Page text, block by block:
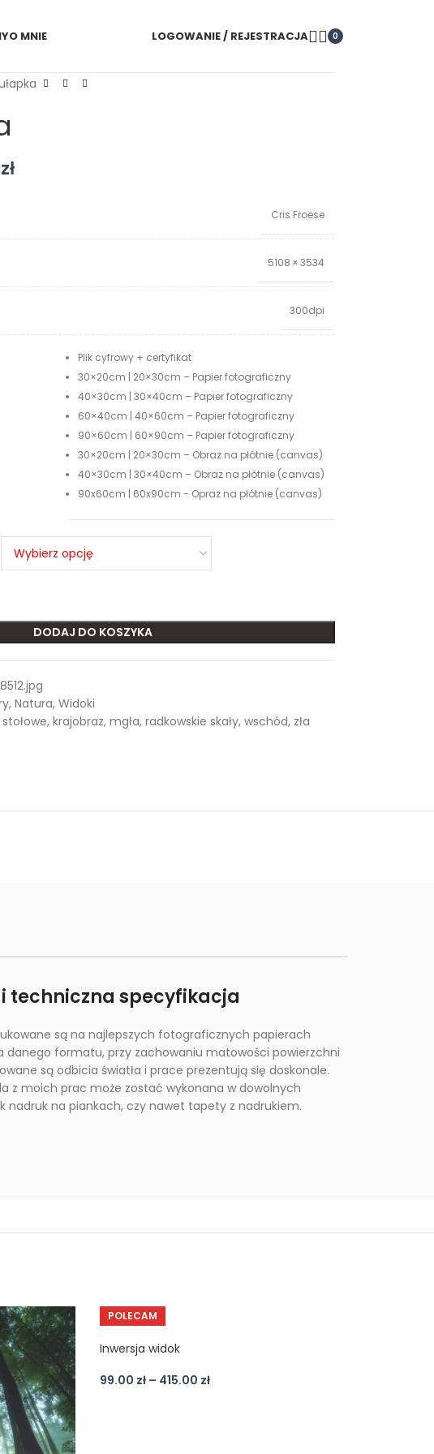
O MNIE LOGOWANIE / REJESTRACJA 0
zł
Cris Froese
5108 × 3534
300dpi
Plik cyfrowy + certyfikat
30×20cm | 20×30cm – Papier fotograficzny
40×30cm | 30×40cm – Papier fotograficzny
60×40cm | 40×60cm – Papier fotograficzny
90×60cm | 60×90cm – Papier fotograficzny
30×20cm | 20×30cm – Obraz na płótnie (canvas)
40×30cm | 30×40cm – Obraz na płótnie (canvas)
90x60cm | 60x90cm - Opraz na płótnie (canvas)
DODAJ DO KOSZYKA
, Natura, Widoki
, krajobraz, mgła, radkowskie skały, wschód, zła
techniczna specyfikacja
są na najlepszych fotograficznych papierach
danego formatu, przy zachowaniu matowości powierzchni
są odbicia światła i prace prezentują się doskonale.
z moich prac może zostać wykonana w dowolnych
nadruk na piankach, czy nawet tapety z nadrukiem.
POLECAM
Inwersja widok
99.00 zł – 415.00 zł